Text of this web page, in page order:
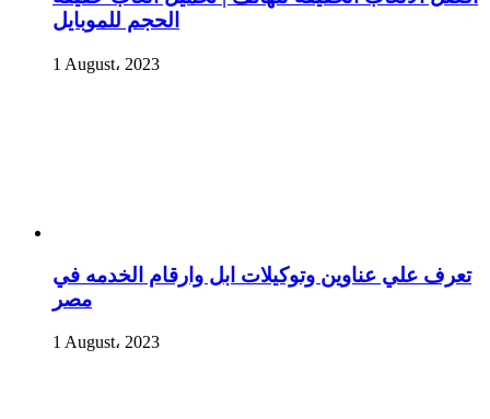
الحجم للموبايل
1 August، 2023
تعرف علي عناوين وتوكيلات ابل وارقام الخدمه في
مصر
1 August، 2023